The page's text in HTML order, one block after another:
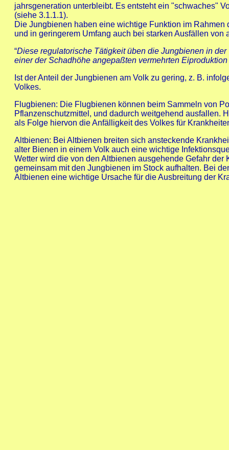
jahrsgeneration unterbleibt. Es entsteht ein "schwaches"
(siehe 3.1.1.1).
Die Jungbienen haben eine wichtige Funktion im
und in geringerem Umfang auch bei starken Ausfällen
“Diese regulatorische Tätigkeit üben die Jungbienen in
einer der Schadhöhe angepaßten vermehrten
Ist der Anteil der Jungbienen am Volk zu gering, z. B.
Volkes.
Flugbienen: Die Flugbienen können beim Sammeln von
Pflanzenschutzmittel, und dadurch weitgehend ausfallen.
als Folge hiervon die Anfälligkeit des Volkes für
Altbienen: Bei Altbienen breiten sich ansteckende
alter Bienen in einem Volk auch eine wichtige
Wetter wird die von den Altbienen ausgehende Gefahr
gemeinsam mit den Jungbienen im Stock aufhalten. Bei
Altbienen eine wichtige Ursache für die Ausbreitung der